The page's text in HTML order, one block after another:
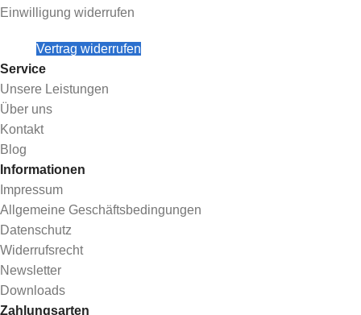
Einwilligung widerrufen
Vertrag widerrufen
Service
Unsere Leistungen
Über uns
Kontakt
Blog
Informationen
Impressum
Allgemeine Geschäftsbedingungen
Datenschutz
Widerrufsrecht
Newsletter
Downloads
Zahlungsarten